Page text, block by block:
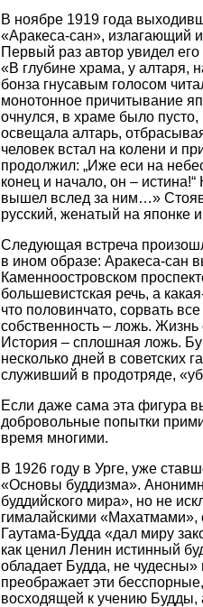
В ноябре 1919 года
«Аракеса-сан», излагающий
Первый раз автор увидел
«В глубине храма, у алтаря,
бонза гнусавым голосом
монотонное причитывание
очнулся, в храме было
освещала алтарь,
человек встал на колени и
продолжил: „Иже еси на
конец и начало, он –
вышел вслед за ним…»
русский, женатый на японке
Следующая встреча
в ином образе: Аракеса-сан
Каменноостровском
большевистская речь, а
что половинчато, сорвать
собственность – ложь.
История – сплошная ложь.
несколько дней в советских
служивший в продотряде,
Если даже сама эта фигура
добровольные попытки
время многими.
В 1926 году в Урге, уже
«Основы буддизма».
буддийского мира», но не
гималайскими «Махатмами»,
Гаутама-Будда «дал миру
как ценил Ленин истинный
обладает Будда, не
преображает эти
восходящей к учению Будды,